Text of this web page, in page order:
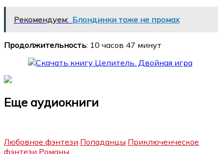
Рекомендуем: Блондинки тоже не промах
Продолжительность: 10 часов 47 минут
Еще аудиокниги
Любовное фэнтези Попаданцы Приключенческое
фэнтези Романы